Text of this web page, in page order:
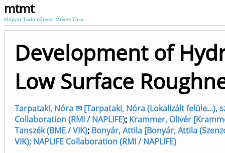
mtmt
Magyar Tudományos Művek Tára
Development of
Low Surface
Tarpataki, Nóra ✉ [Tarpataki, Nóra (Lokalizált felüle...),
Collaboration (RMI / NAPLIFE); Krammer, Olivér
Tanszék (BME / VIK); Bonyár, Attila [Bonyár, Attila
VIK); NAPLIFE Collaboration (RMI / NAPLIFE)